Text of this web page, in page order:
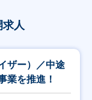
求人
ザー）／中途
業を推進！